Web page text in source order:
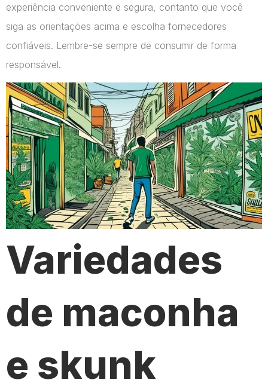
experiência conveniente e segura, contanto que você
siga as orientações acima e escolha fornecedores
confiáveis. Lembre-se sempre de consumir de forma
responsável.
Variedades
de maconha
e skunk